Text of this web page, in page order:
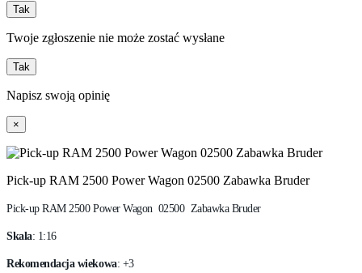
Tak
Twoje zgłoszenie nie może zostać wysłane
Tak
Napisz swoją opinię
×
Pick-up RAM 2500 Power Wagon 02500 Zabawka Bruder
Pick-up RAM 2500 Power Wagon 02500 Zabawka Bruder
Skala: 1:16
Rekomendacja wiekowa: +3